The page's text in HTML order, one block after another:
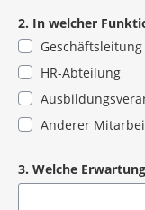
2. In welcher
Geschäftsleitung
HR-Abteilung
Anderer
3. Welche